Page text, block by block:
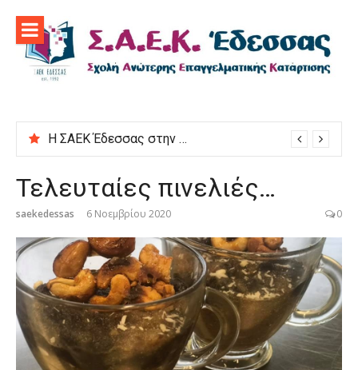
περιεχόμενο
Η ΣΑΕΚ Έδεσσας στην εκδήλωση “Μαγειρεύουμε στις ρίζες μας”
Τελευταίες πινελιές…
saekedessas 6 Νοεμβρίου 2020 0